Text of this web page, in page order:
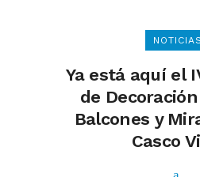
NOTICIAS
Ya está aquí el
de
Balcones y
Casco